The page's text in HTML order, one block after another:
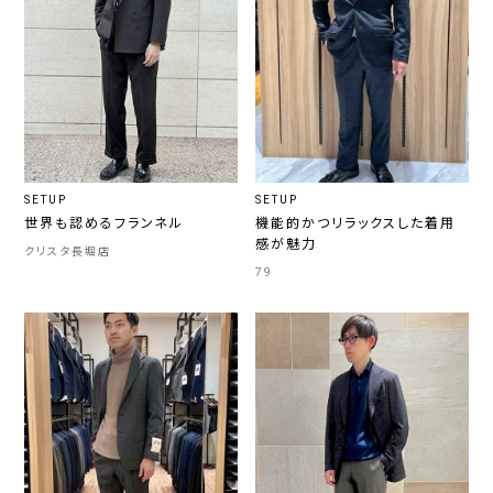
SETUP
世界も認めるフランネル
クリスタ長堀店
SETUP
機能的かつリラックスした着用
感が魅力
79